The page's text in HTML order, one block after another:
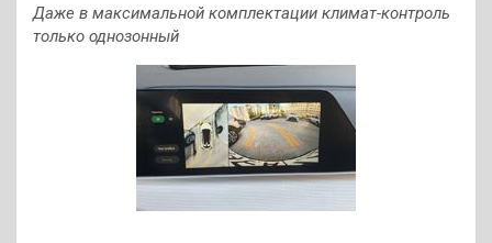
Даже в максимальной комплектации климат-контроль
только однозонный